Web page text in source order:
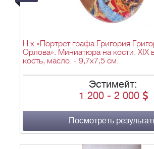
Н.х.«Портрет графа Григория
Орлова». Миниатюра на кости. XIX
кость, масло. - 9,7х7,5 см.
Эстимейт:
1 200- 2 000
Посмотреть